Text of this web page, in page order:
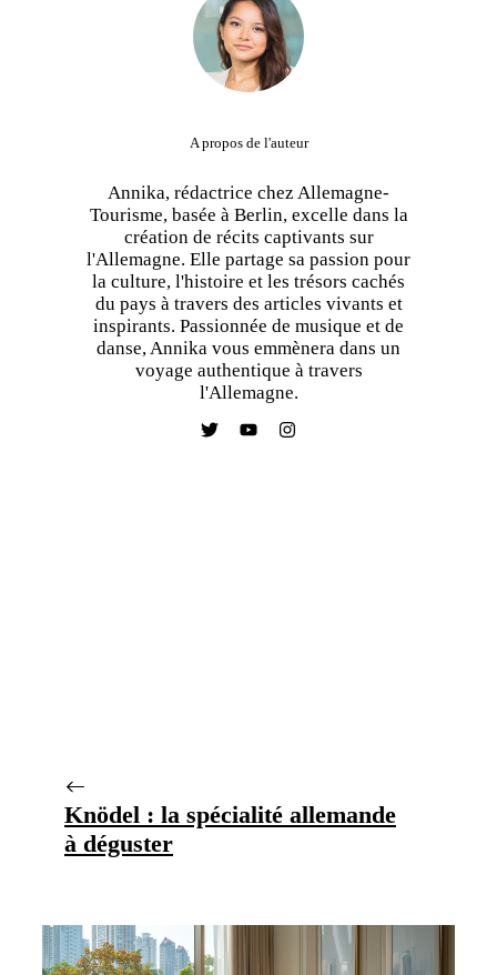
A propos de l'auteur
Annika, rédactrice chez Allemagne-
Tourisme, basée à Berlin, excelle dans la
création de récits captivants sur
l'Allemagne. Elle partage sa passion pour
la culture, l'histoire et les trésors cachés
du pays à travers des articles vivants et
inspirants. Passionnée de musique et de
danse, Annika vous emmènera dans un
voyage authentique à travers
l'Allemagne.
Knödel : la spécialité allemande
à déguster